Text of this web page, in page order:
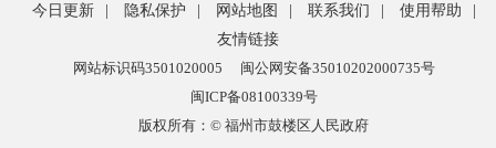
今日更新 隐私保护 网站地图 联系我们 使用帮助
友情链接
网站标识码3501020005
闽公网安备35010202000735号
闽ICP备08100339号
版权所有：© 福州市鼓楼区人民政府